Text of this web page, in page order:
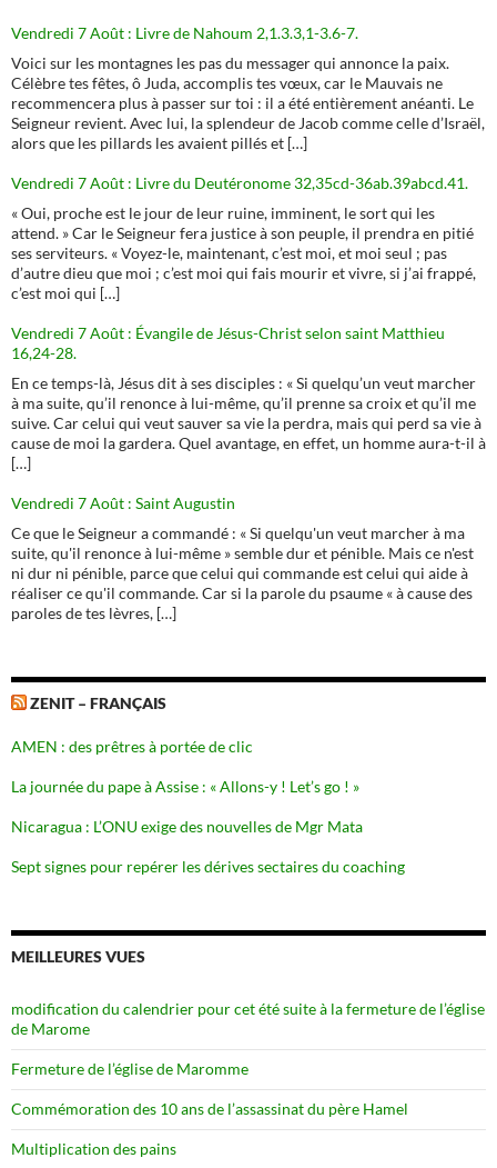
Vendredi 7 Août : Livre de Nahoum 2,1.3.3,1-3.6-7.
Voici sur les montagnes les pas du messager qui annonce la paix.
Célèbre tes fêtes, ô Juda, accomplis tes vœux, car le Mauvais ne
recommencera plus à passer sur toi : il a été entièrement anéanti. Le
Seigneur revient. Avec lui, la splendeur de Jacob comme celle d’Israël,
alors que les pillards les avaient pillés et […]
Vendredi 7 Août : Livre du Deutéronome 32,35cd-36ab.39abcd.41.
« Oui, proche est le jour de leur ruine, imminent, le sort qui les
attend. » Car le Seigneur fera justice à son peuple, il prendra en pitié
ses serviteurs. « Voyez-le, maintenant, c’est moi, et moi seul ; pas
d’autre dieu que moi ; c’est moi qui fais mourir et vivre, si j’ai frappé,
c’est moi qui […]
Vendredi 7 Août : Évangile de Jésus-Christ selon saint Matthieu
16,24-28.
En ce temps-là, Jésus dit à ses disciples : « Si quelqu’un veut marcher
à ma suite, qu’il renonce à lui-même, qu’il prenne sa croix et qu’il me
suive. Car celui qui veut sauver sa vie la perdra, mais qui perd sa vie à
cause de moi la gardera. Quel avantage, en effet, un homme aura-t-il à
[…]
Vendredi 7 Août : Saint Augustin
Ce que le Seigneur a commandé : « Si quelqu'un veut marcher à ma
suite, qu'il renonce à lui-même » semble dur et pénible. Mais ce n'est
ni dur ni pénible, parce que celui qui commande est celui qui aide à
réaliser ce qu'il commande. Car si la parole du psaume « à cause des
paroles de tes lèvres, […]
ZENIT – FRANÇAIS
AMEN : des prêtres à portée de clic
La journée du pape à Assise : « Allons-y ! Let’s go ! »
Nicaragua : L’ONU exige des nouvelles de Mgr Mata
Sept signes pour repérer les dérives sectaires du coaching
MEILLEURES VUES
modification du calendrier pour cet été suite à la fermeture de l’église
de Marome
Fermeture de l’église de Maromme
Commémoration des 10 ans de l’assassinat du père Hamel
Multiplication des pains